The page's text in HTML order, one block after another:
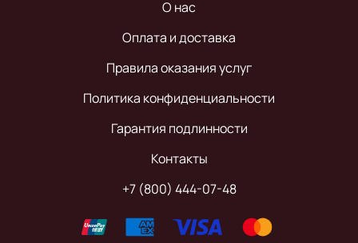
О нас
Оплата и доставка
Правила оказания услуг
Политика конфиденциальности
Гарантия подлинности
Контакты
+7 (800) 444-07-48